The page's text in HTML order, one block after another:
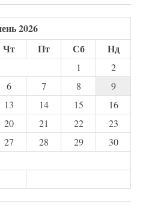
2026
Чт Пт Сб Нд
1
2
6 7 8
9
13 14 15
16
20 21 22
23
27 28 29
30